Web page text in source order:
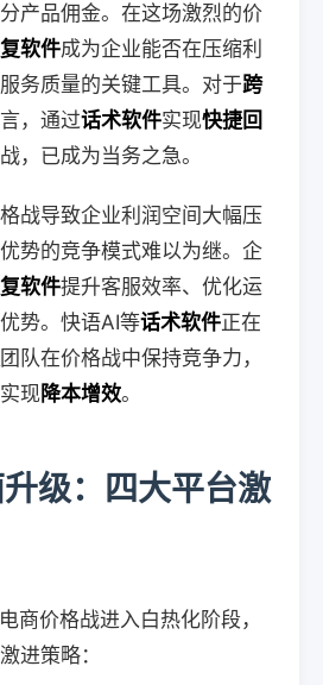
产品佣金。在这场激烈的价
软件成为企业能否在压缩利
务质量的关键工具。对于跨
，通过话术软件实现快捷回
，已成为当务之急。
战导致企业利润空间大幅压
势的竞争模式难以为继。企
软件提升客服效率、优化运
势。快语AI等话术软件正在
团队在价格战中保持竞争力，
现降本增效。
级：四大平台激
商价格战进入白热化阶段，
进策略：